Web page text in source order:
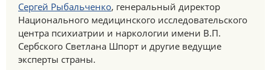
Сергей Рыбальченко, генеральный директор
Национального медицинского исследовательского
центра психиатрии и наркологии имени В.П.
Сербского Светлана Шпорт и другие ведущие
эксперты страны.